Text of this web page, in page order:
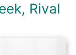
Rival